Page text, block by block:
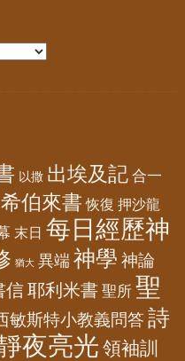
以撒 出埃及記 合一
希伯來書 恢復 押沙龍
末日 每日經歷神
猶大 異端 神學 神論
信耶利米書 聖所 聖
敏斯特小教義問答詩
夜亮光 領袖訓